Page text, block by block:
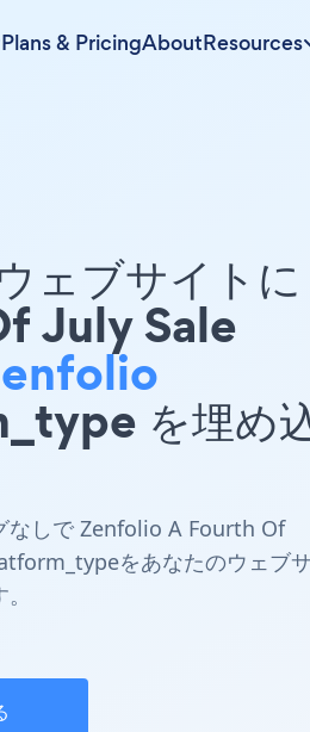
Plans & PricingAboutResources
ェブサイト
July Sale
を埋め
なしで Zenfolio A Fourth Of
をあなたのウェブサ